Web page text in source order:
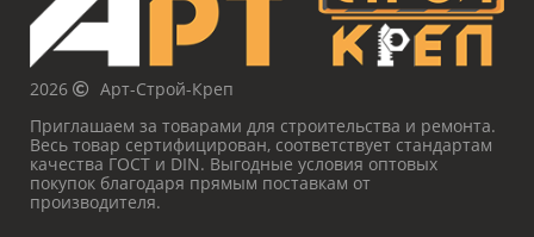
2026
Арт-Строй-Креп
Приглашаем за товарами для строительства и ремонта.
Весь товар сертифицирован, соответствует стандартам
качества ГОСТ и DIN. Выгодные условия оптовых
покупок благодаря прямым поставкам от
производителя.